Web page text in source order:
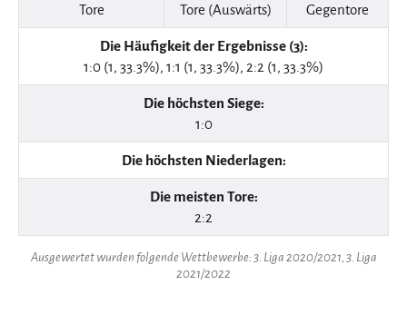
Tore Tore (Auswärts) Gegentore
Die Häufigkeit der Ergebnisse (3):
1:0 (1, 33.3%), 1:1 (1, 33.3%), 2:2 (1, 33.3%)
Die höchsten Siege:
1:0
Die höchsten Niederlagen:
Die meisten Tore:
2:2
Ausgewertet wurden folgende Wettbewerbe: 3. Liga 2020/2021, 3. Liga
2021/2022